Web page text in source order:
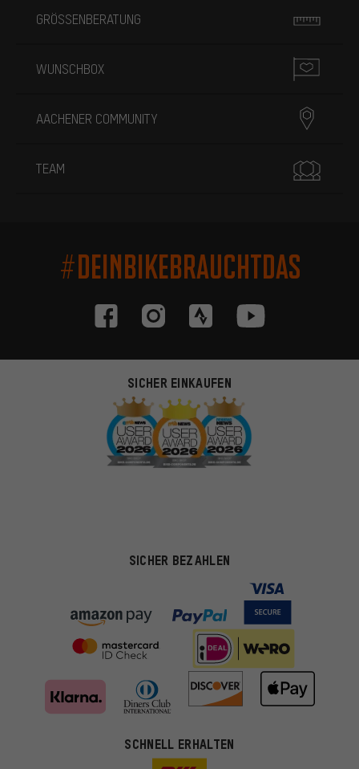
GRÖSSENBERATUNG
WUNSCHBOX
AACHENER COMMUNITY
TEAM
#DEINBIKEBRAUCHTDAS
SICHER EINKAUFEN
SICHER BEZAHLEN
SCHNELL ERHALTEN